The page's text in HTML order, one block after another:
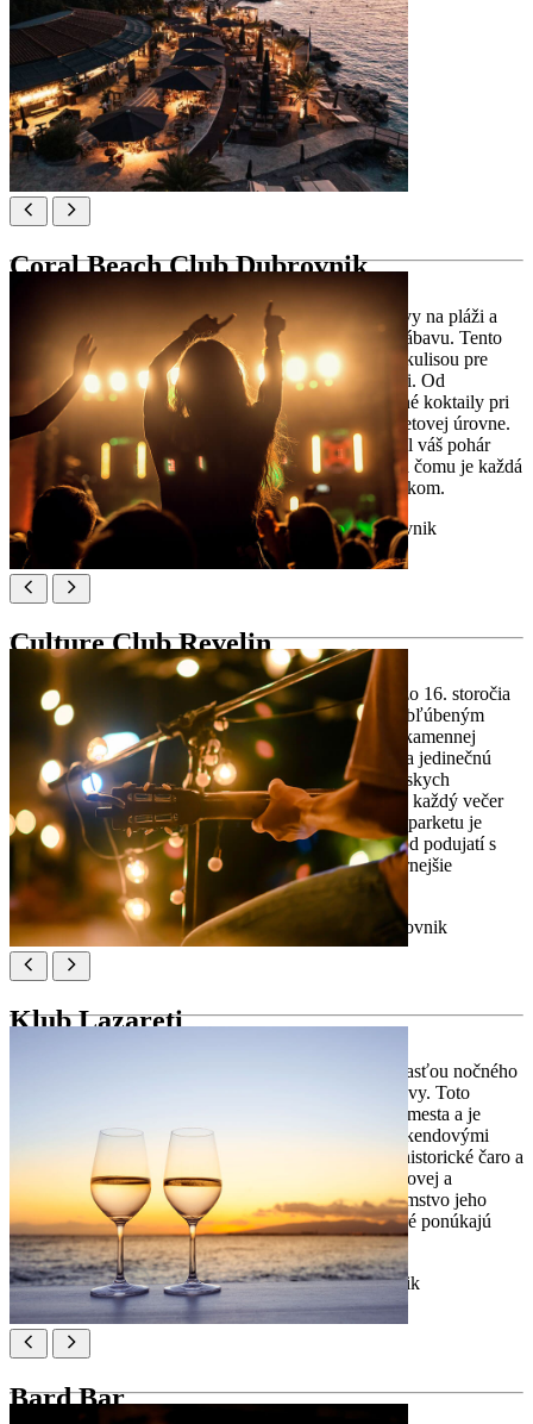
Coral Beach Club Dubrovnik
Coral Beach Club ponúka luxusnú kombináciu zábavy na pláži a
relaxu v spa centre, špičkovú gastronómiu a skvelú zábavu. Tento
exkluzívny klub s úžasným výhľadom je dokonalou kulisou pre
nezabudnuteľné spomienky na dokonalý deň pri mori. Od
popoludňajších DJ setov až po majstrovsky pripravené koktaily pri
západe slnka, hostia si tu môžu vychutnať zážitok svetovej úrovne.
Profesionálni barmani klubu sa postarajú o to, aby bol váš pohár
vždy plný kvalitných a osviežujúcich nápojov, vďaka čomu je každá
návšteva tohto klubu v Dubrovniku jedinečným zážitkom.
Poloha:
Ul. Ivana pl. Zajca 30, 20000, Dubrovnik
Culture Club Revelin
Culture Club Revelin, ktorý sa nachádza v pevnosti zo 16. storočia
na východnom okraji Starého mesta Dubrovnika je obľúbeným
miestom nočného života v meste. Kombinácia starej kamennej
architektúry a moderného osvetlenia a dizajnu vytvára jedinečnú
atmosféru. Klub pravidelne hostí špičkových chorvátskych
hudobníkov a medzinárodných DJov, vďaka čomu je každý večer
nezabudnuteľný. Vďaka veľkému baru a tanečnému parketu je
Revelin skvelým miestom na zábavu pre každého – od podujatí s
veľkým počtom ľudí až po tých, ktorí hľadajú komornejšie
prostredie.
Poloha:Ul. Svetog Dominika 3, 20000, Dubrovnik
Klub Lazareti
Klub Lazareti je už tri desaťročia neoddeliteľnou súčasťou nočného
života v Dubrovniku a ponúka eklektický výber zábavy. Toto
ikonické miesto, ktoré sa nachádza v blízkosti centra mesta a je
otvorené celoročne s dennými podujatiami v lete a víkendovými
ponukami počas zimných mesiacov, dokonale spája historické čaro a
modernú atmosféru. Klub Lazareti hostí hviezdy svetovej a
regionálnej scény, ako aj renomovaných DJov, a tajomstvo jeho
príťažlivosti spočíva v rozmanitých programoch, ktoré ponúkajú
niečo pre každého.
Poloha:Ul. Frana Supila 10, 20000, Dubrovnik
Bard Bar